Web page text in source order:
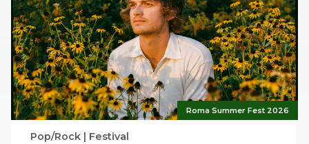
Roma Summer Fest 2026
Pop/Rock | Festival